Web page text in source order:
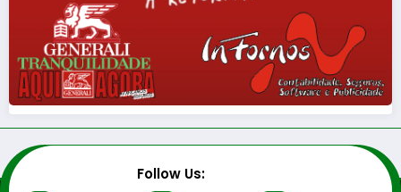
Follow Us: